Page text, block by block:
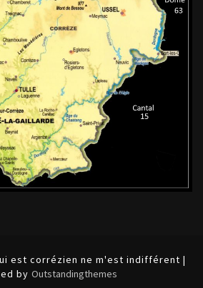
est corrézien ne m'est indifférent |
by Outstandingthemes